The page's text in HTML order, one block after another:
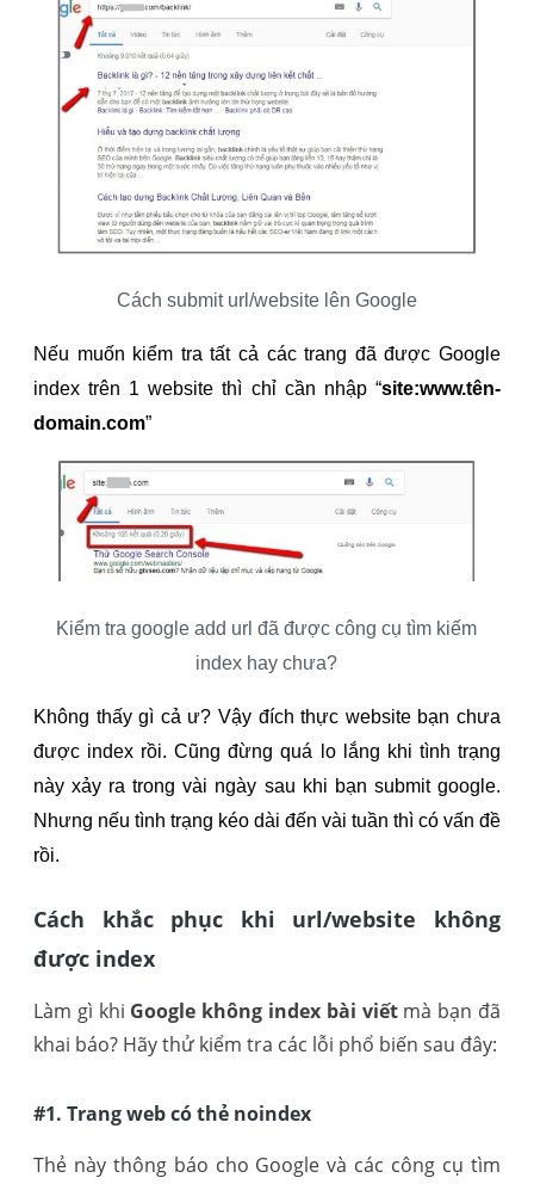
Cách submit url/website lên Google
Nếu muốn kiểm tra tất cả các trang đã được Google
index trên 1 website thì chỉ cần nhập “site:www.tên-
domain.com”
Kiểm tra google add url đã được công cụ tìm kiếm
index hay chưa?
Không thấy gì cả ư? Vậy đích thực website bạn chưa
được index rồi. Cũng đừng quá lo lắng khi tình trạng
này xảy ra trong vài ngày sau khi bạn submit google.
Nhưng nếu tình trạng kéo dài đến vài tuần thì có vấn đề
rồi.
Cách khắc phục khi url/website không
được index
Làm gì khi Google không index bài viếtmà bạn đã
khai báo? Hãy thử kiểm tra các lỗi phổ biến sau đây:
#1. Trang web có thẻ noindex
Thẻ này thông báo cho Google và các công cụ tìm